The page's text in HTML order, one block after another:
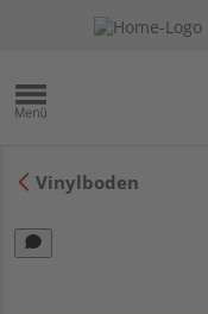
Vinylboden